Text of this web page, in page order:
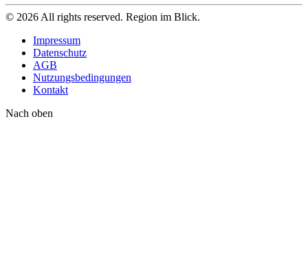
© 2026 All rights reserved. Region im Blick.
Impressum
Datenschutz
AGB
Nutzungsbedingungen
Kontakt
Nach oben